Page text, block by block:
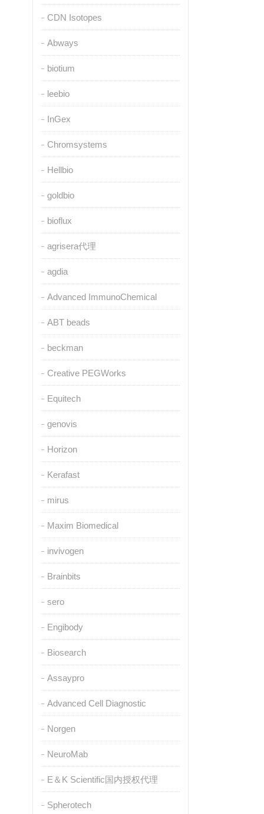
CDN Isotopes
Abways
biotium
leebio
InGex
Chromsystems
Hellbio
goldbio
bioflux
agrisera代理
agdia
Advanced ImmunoChemical
ABT beads
beckman
Creative PEGWorks
Equitech
genovis
Horizon
Kerafast
mirus
Maxim Biomedical
invivogen
Brainbits
sero
Engibody
Biosearch
Assaypro
Advanced Cell Diagnostic
Norgen
NeuroMab
E＆K Scientific国内授权代理
Spherotech